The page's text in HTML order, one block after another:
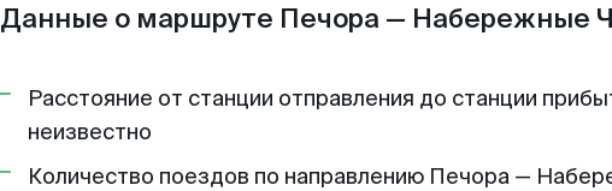
Данные о маршруте Печора — Набережные
Расстояние от станции отправления до станции
неизвестно
Количество поездов по направлению Печора —